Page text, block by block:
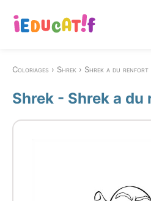
Coloriages Shrek Shrek a du renfort
Shrek - Shrek a du